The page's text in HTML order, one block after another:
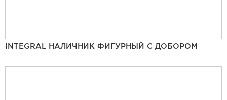
INTEGRAL НАЛИЧНИК ФИГУРНЫЙ С ДОБОРОМ